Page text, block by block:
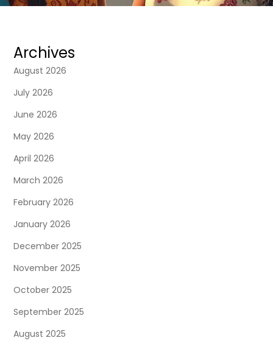
Archives
August 2026
July 2026
June 2026
May 2026
April 2026
March 2026
February 2026
January 2026
December 2025
November 2025
October 2025
September 2025
August 2025